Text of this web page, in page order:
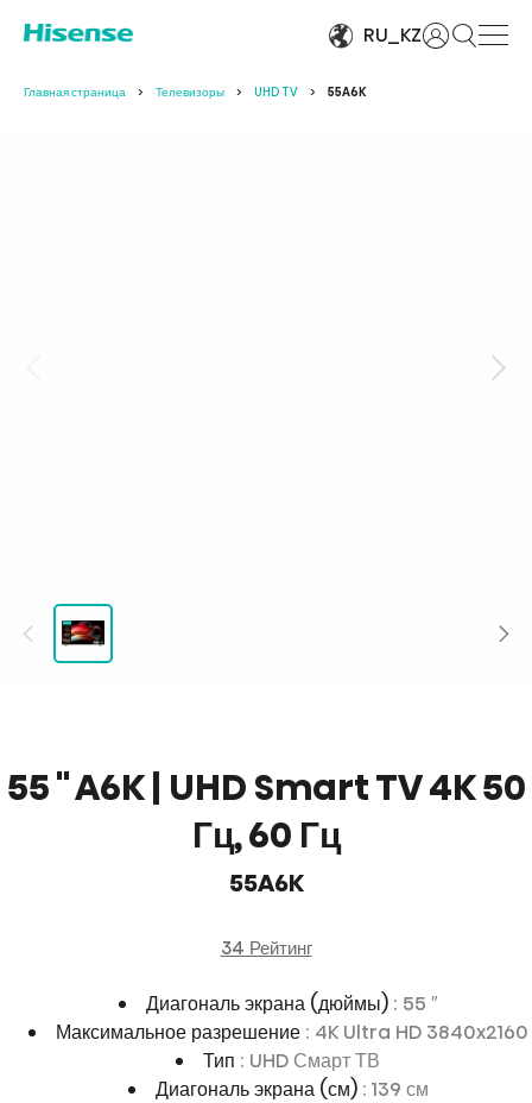
RU_KZВойти
Главная страница Телевизоры UHD TV 55A6K
55 '' A6K | UHD Smart TV 4K 50
Гц, 60 Гц
55A6K
34 Рейтинг
Диагональ экрана (дюймы) : 55 ″
Максимальное разрешение : 4K Ultra HD 3840x2160
Тип : UHD Смарт ТВ
Диагональ экрана (см) : 139 см